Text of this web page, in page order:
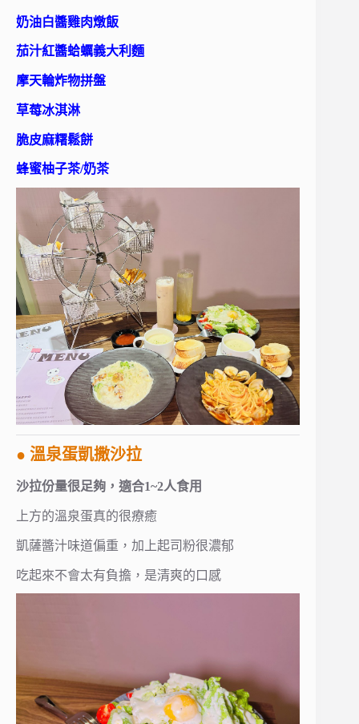
奶油白醬雞肉燉飯
茄汁紅醬蛤蠣義大利麵
摩天輪炸物拼盤
草莓冰淇淋
脆皮麻糬鬆餅
蜂蜜柚子茶/奶茶
● 溫泉蛋凱撒沙拉
沙拉份量很足夠，適合1~2人食用
上方的溫泉蛋真的很療癒
凱薩醬汁味道偏重，加上起司粉很濃郁
吃起來不會太有負擔，是清爽的口感